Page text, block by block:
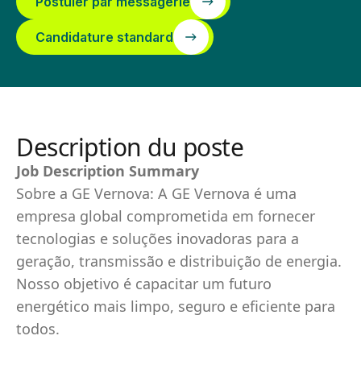
Candidature standard
Description du poste
Job Description Summary
Sobre a GE Vernova: A GE Vernova é uma
empresa global comprometida em fornecer
tecnologias e soluções inovadoras para a
geração, transmissão e distribuição de energia.
Nosso objetivo é capacitar um futuro
energético mais limpo, seguro e eficiente para
todos.